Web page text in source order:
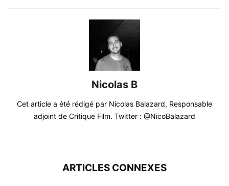
Nicolas B
Cet article a été rédigé par Nicolas Balazard, Responsable
adjoint de Critique Film. Twitter : @NicoBalazard
ARTICLES CONNEXES